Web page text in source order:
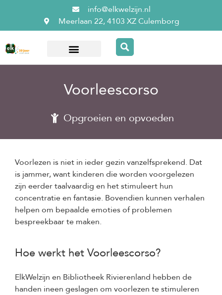
info@elkwelzijn.nl
Meerlaan 22, 4103 XZ Culemborg
Voorleescorso
Opgroeien en opvoeden
Voorlezen is niet in ieder gezin vanzelfsprekend. Dat
is jammer, want kinderen die worden voorgelezen
zijn eerder taalvaardig en het stimuleert hun
concentratie en fantasie. Bovendien kunnen verhalen
helpen om bepaalde emoties of problemen
bespreekbaar te maken.
Hoe werkt het Voorleescorso?
ElkWelzijn en Bibliotheek Rivierenland hebben de
handen ineen geslagen om voorlezen te stimuleren